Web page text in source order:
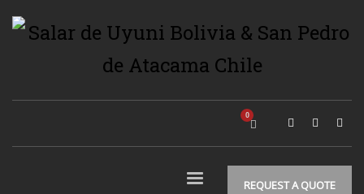
REQUEST A QUOTE